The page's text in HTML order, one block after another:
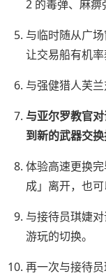
2 的毒弹、麻痹
与临时随从广
让交易船有机率
与强健猎人芙兰
与亚尔罗教官
到新的武器交
体验高速更换
成」离开，也
与接待员琪婕
游玩的切换。
再一次与接待